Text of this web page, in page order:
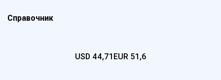
Справочник
USD 44,71 EUR 51,6